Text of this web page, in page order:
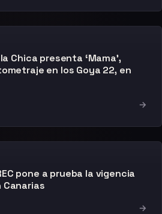
Chica presenta ‘Mama’,
en los Goya 22, en
→
pone a prueba la vigencia
→